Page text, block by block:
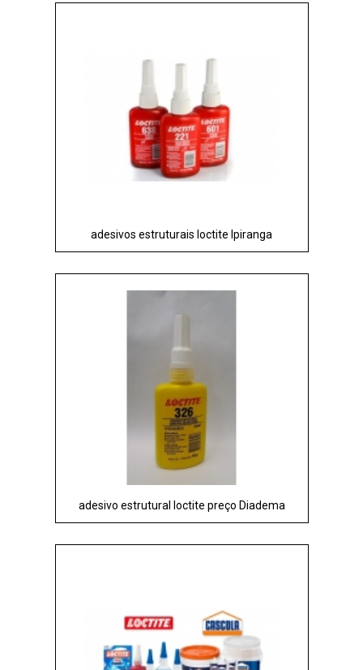
adesivos estruturais loctite Ipiranga
adesivo estrutural loctite preço Diadema